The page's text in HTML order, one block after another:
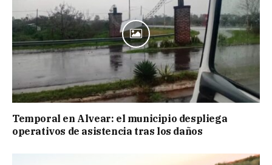
Temporal en Alvear: el municipio despliega
operativos de asistencia tras los daños